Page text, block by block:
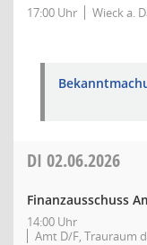
17:00 Uhr Wieck a.
DI 02.06.2026
Finanzausschuss
14:00 Uhr
Amt D/F, Trauraum